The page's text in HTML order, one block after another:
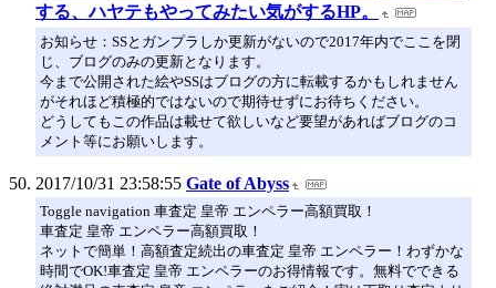
する、ハヤテもやってみたい気がするHP。
お知らせ：SSとガンプラしか更新がないので2017年内でここを閉
じ、ブログのみの更新となります。
今まで公開された絵やSSはブログの方に転載するかもしれません
がそれほど積極的ではないので期待せずにお待ちください。
どうしてもこの作品は載せて欲しいなど要望があればブログのコ
メント等にお願いします。
2017/10/31 23:58:55 Gate of Abyss
Toggle navigation 車査定 皇帝 エンペラー高額買取！
車査定 皇帝 エンペラー高額買取！
ネットで簡単！高額査定続出の車査定 皇帝 エンペラー！わずかな
時間でOK!車査定 皇帝 エンペラーのお得情報です。無料でできる